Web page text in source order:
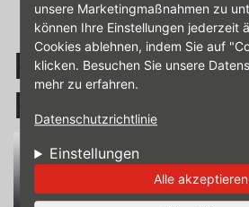
unsere Marketingmaßnahmen zu
können Ihre Einstellungen jederzeit
Cookies ablehnen, indem Sie auf
klicken. Besuchen Sie unsere
mehr zu erfahren.
Datenschutzrichtlinie
Einstellungen
Alle akzeptieren
Reifen- und
Radwechsel